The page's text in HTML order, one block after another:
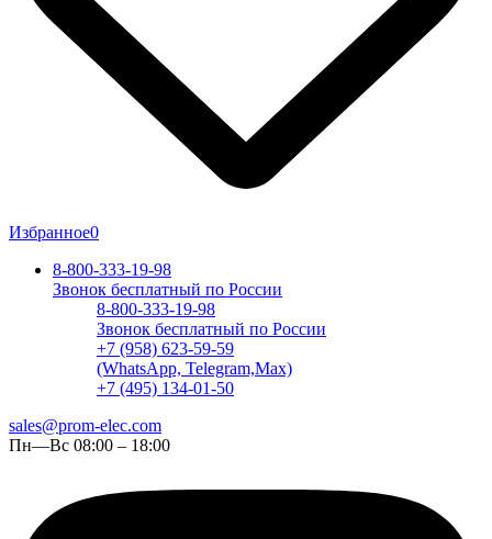
Избранное0
8-800-333-19-98
Звонок бесплатный по России
8-800-333-19-98
Звонок бесплатный по России
+7 (958) 623-59-59
(WhatsApp, Telegram,Max)
+7 (495) 134-01-50
sales@prom-elec.com
Пн—Вс 08:00 – 18:00